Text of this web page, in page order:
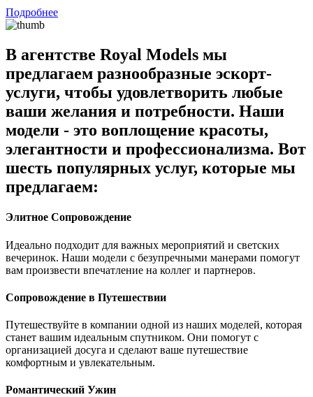
Подробнее
В агентстве Royal Models мы
предлагаем разнообразные эскорт-
услуги, чтобы удовлетворить любые
ваши желания и потребности. Наши
модели - это воплощение красоты,
элегантности и профессионализма. Вот
шесть популярных услуг, которые мы
предлагаем:
Элитное Сопровождение
Идеально подходит для важных мероприятий и светских
вечеринок. Наши модели с безупречными манерами помогут
вам произвести впечатление на коллег и партнеров.
Сопровождение в Путешествии
Путешествуйте в компании одной из наших моделей, которая
станет вашим идеальным спутником. Они помогут с
организацией досуга и сделают ваше путешествие
комфортным и увлекательным.
Романтический Ужин